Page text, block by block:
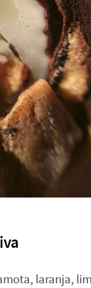
laranja,